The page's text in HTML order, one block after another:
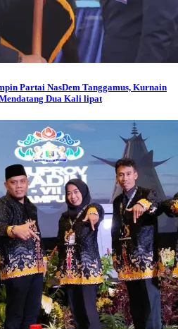
Partai NasDem Tanggamus, Kurnain
Dua Kali lipat